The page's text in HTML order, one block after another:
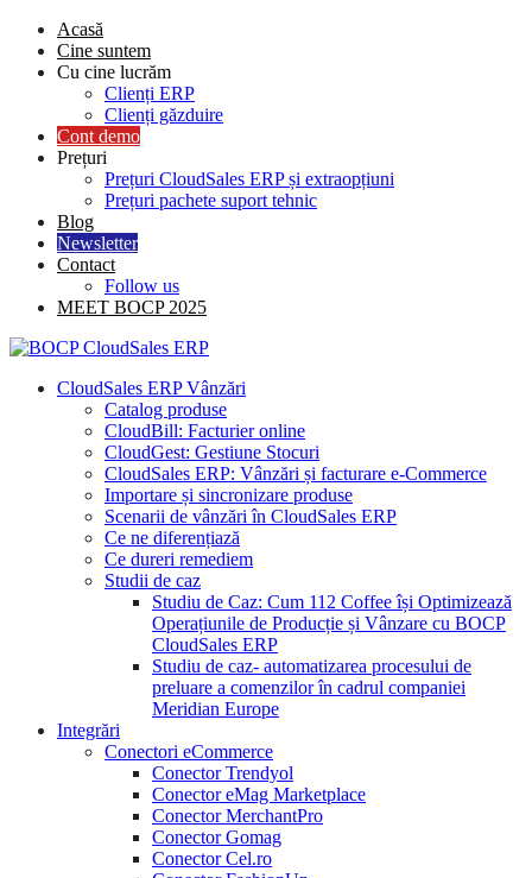
Skip
content
Acasă
Cine suntem
Cu cine lucrăm
Clienți ERP
Clienți găzduire
Cont demo
Prețuri
Prețuri CloudSales ERP și extraopțiuni
Prețuri pachete suport tehnic
Blog
Newsletter
Contact
Follow us
MEET BOCP 2025
CloudSales ERP Vânzări
Catalog produse
CloudBill: Facturier online
CloudGest: Gestiune Stocuri
CloudSales ERP: Vânzări și facturare e-Commerce
Importare și sincronizare produse
Scenarii de vânzări în CloudSales ERP
Ce ne diferențiază
Ce dureri remediem
Studii de caz
Studiu de Caz: Cum 112 Coffee își Optimizează
Operațiunile de Producție și Vânzare cu BOCP
CloudSales ERP
Studiu de caz- automatizarea procesului de
preluare a comenzilor în cadrul companiei
Meridian Europe
Integrări
Conectori eCommerce
Conector Trendyol
Conector eMag Marketplace
Conector MerchantPro
Conector Gomag
Conector Cel.ro